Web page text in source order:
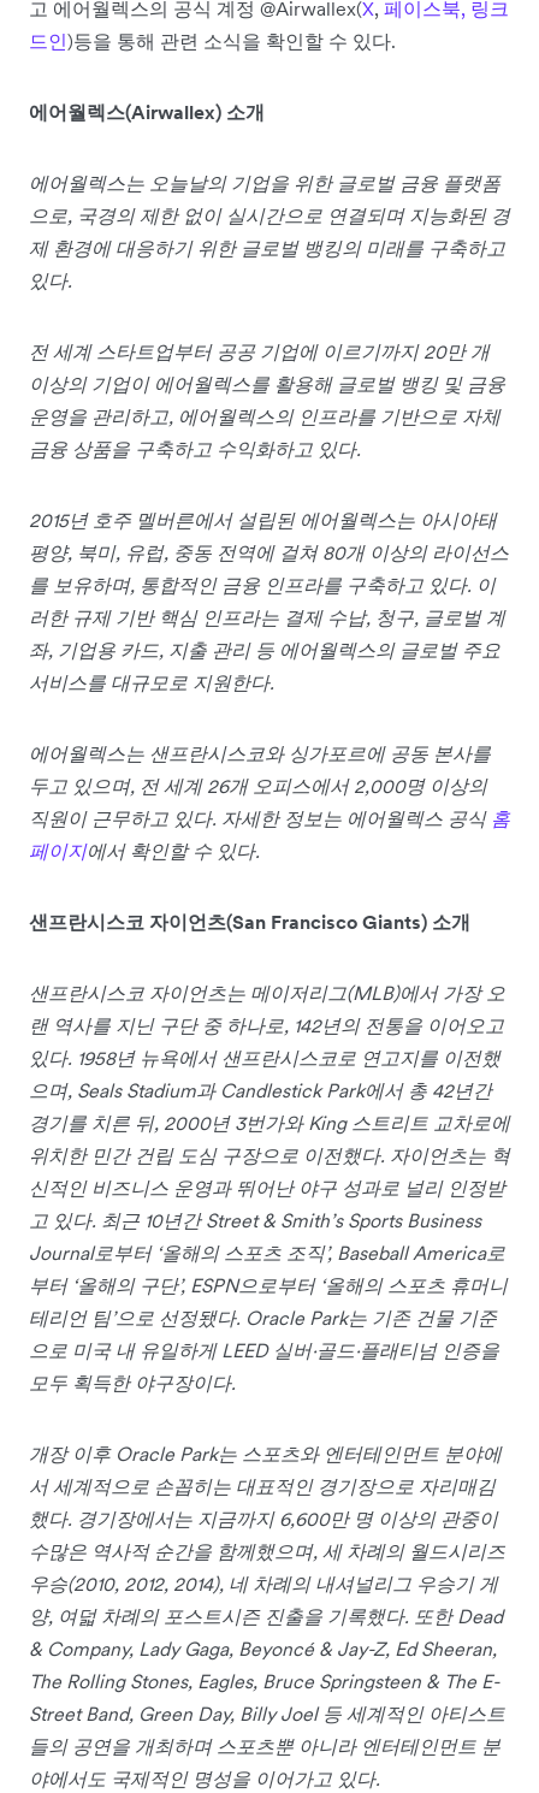
고 에어월렉스의 공식 계정 @Airwallex(X, 페이스북, 링크
드인)등을 통해 관련 소식을 확인할 수 있다.
에어월렉스(Airwallex) 소개
에어월렉스는 오늘날의 기업을 위한 글로벌 금융 플랫폼
으로, 국경의 제한 없이 실시간으로 연결되며 지능화된 경
제 환경에 대응하기 위한 글로벌 뱅킹의 미래를 구축하고
있다.
전 세계 스타트업부터 공공 기업에 이르기까지 20만 개
이상의 기업이 에어월렉스를 활용해 글로벌 뱅킹 및 금융
운영을 관리하고, 에어월렉스의 인프라를 기반으로 자체
금융 상품을 구축하고 수익화하고 있다.
2015년 호주 멜버른에서 설립된 에어월렉스는 아시아태
평양, 북미, 유럽, 중동 전역에 걸쳐 80개 이상의 라이선스
를 보유하며, 통합적인 금융 인프라를 구축하고 있다. 이
러한 규제 기반 핵심 인프라는 결제 수납, 청구, 글로벌 계
좌, 기업용 카드, 지출 관리 등 에어월렉스의 글로벌 주요
서비스를 대규모로 지원한다.
에어월렉스는 샌프란시스코와 싱가포르에 공동 본사를
두고 있으며, 전 세계 26개 오피스에서 2,000명 이상의
직원이 근무하고 있다. 자세한 정보는 에어월렉스 공식 홈
페이지에서 확인할 수 있다.
샌프란시스코 자이언츠(San Francisco Giants) 소개
샌프란시스코 자이언츠는 메이저리그(MLB)에서 가장 오
랜 역사를 지닌 구단 중 하나로, 142년의 전통을 이어오고
있다. 1958년 뉴욕에서 샌프란시스코로 연고지를 이전했
으며, Seals Stadium과 Candlestick Park에서 총 42년간
경기를 치른 뒤, 2000년 3번가와 King 스트리트 교차로에
위치한 민간 건립 도심 구장으로 이전했다. 자이언츠는 혁
신적인 비즈니스 운영과 뛰어난 야구 성과로 널리 인정받
고 있다. 최근 10년간 Street & Smith’s Sports Business
Journal로부터 ‘올해의 스포츠 조직’, Baseball America로
부터 ‘올해의 구단’, ESPN으로부터 ‘올해의 스포츠 휴머니
테리언 팀’으로 선정됐다. Oracle Park는 기존 건물 기준
으로 미국 내 유일하게 LEED 실버·골드·플래티넘 인증을
모두 획득한 야구장이다.
개장 이후 Oracle Park는 스포츠와 엔터테인먼트 분야에
서 세계적으로 손꼽히는 대표적인 경기장으로 자리매김
했다. 경기장에서는 지금까지 6,600만 명 이상의 관중이
수많은 역사적 순간을 함께했으며, 세 차례의 월드시리즈
우승(2010, 2012, 2014), 네 차례의 내셔널리그 우승기 게
양, 여덟 차례의 포스트시즌 진출을 기록했다. 또한 Dead
& Company, Lady Gaga, Beyoncé & Jay-Z, Ed Sheeran,
The Rolling Stones, Eagles, Bruce Springsteen & The E-
Street Band, Green Day, Billy Joel 등 세계적인 아티스트
들의 공연을 개최하며 스포츠뿐 아니라 엔터테인먼트 분
야에서도 국제적인 명성을 이어가고 있다.